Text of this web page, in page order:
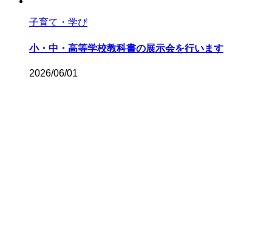
子育て・学び
小・中・高等学校教科書の展示会を行います
2026/06/01